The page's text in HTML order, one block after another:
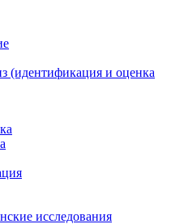
(идентификация и оценка
исследования